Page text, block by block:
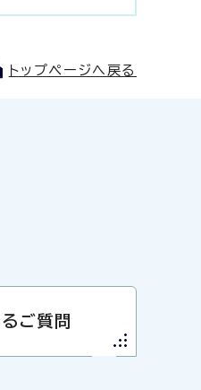
トップページへ戻る
ご質問